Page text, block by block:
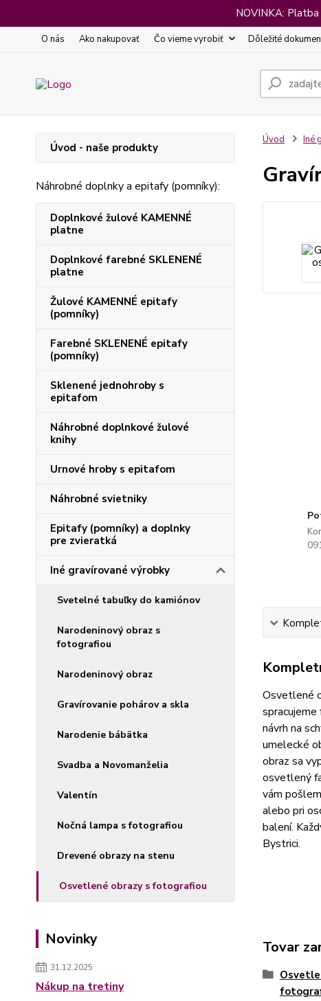
NOVINKA:
O nás Ako nakupovať Čo vieme vyrobiť Dôležité
Úvod - naše produkty
Náhrobné doplnky a epitafy (pomníky):
Doplnkové žulové KAMENNÉ
platne
Doplnkové farebné SKLENENÉ
platne
Žulové KAMENNÉ epitafy
(pomníky)
Farebné SKLENENÉ epitafy
(pomníky)
Sklenené jednohroby s
epitafom
Náhrobné doplnkové žulové
knihy
Urnové hroby s epitafom
Náhrobné svietniky
Epitafy (pomníky) a doplnky
pre zvieratká
Iné gravírované výrobky
Svetelné tabuľky do kamiónov
Narodeninový obraz s
fotografiou
Narodeninový obraz
Gravírovanie pohárov a skla
Narodenie bábätka
Svadba a Novomanželia
Valentín
Nočná lampa s fotografiou
Drevené obrazy na stenu
Osvetlené obrazy s fotografiou
Novinky
31.12.2025
Nákup na tretiny
Úvod Iné
Osvetlené
návrh na
umelecké
obraz sa
osvetlený
vám
alebo pri
balení.
Bystrici.
Tovar